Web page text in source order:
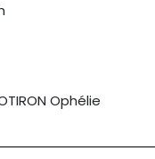
Ophélie